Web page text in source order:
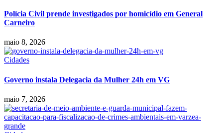
Polícia Civil prende investigados por homicídio em General
Carneiro
maio 8, 2026
Cidades
Governo instala Delegacia da Mulher 24h em VG
maio 7, 2026